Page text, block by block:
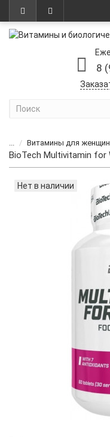
8
... Витамины для женщин
BioTech Multivitamin for
Нет в наличии